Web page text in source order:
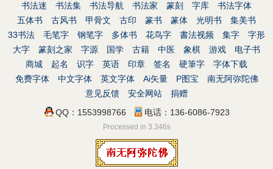
书法迷
书法集 书法导航 书法家 篆刻 字库
书法字体
五体书
古风书 甲骨文 古印 篆书 篆体 光明书
集美书
33书法
毛笔字 钢笔字 多体书 花鸟字 書法视频 集字
字形
大字
篆刻之家 字源 国学 古籍 中医 象棋 游戏
电子书
商城
起名 识字 英语 印章 签名 硬筆字
字体下载
免费字体
中文字体 英文字体 Ai矢量 P图宝
南无阿弥陀佛
意见反馈
安全网站
捐赠
QQ：1553998766
电话：136-6086-7923
Processed in 3.346s